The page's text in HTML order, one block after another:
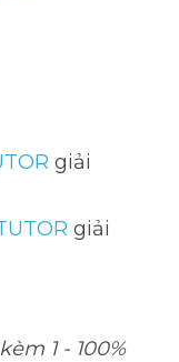
giải
giải
1 - 100%